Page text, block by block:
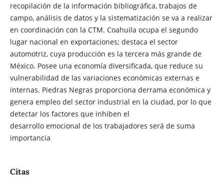
recopilación de la información bibliográfica, trabajos de
campo, análisis de datos y la sistematización se va a realizar
en coordinación con la CTM. Coahuila ocupa el segundo
lugar nacional en exportaciones; destaca el sector
automotriz, cuya producción es la tercera más grande de
México. Posee una economía diversificada, que reduce su
vulnerabilidad de las variaciones económicas externas e
internas. Piedras Negras proporciona derrama económica y
genera empleo del sector industrial en la ciudad, por lo que
detectar los factores que inhiben el
desarrollo emocional de los trabajadores será de suma
importancia
Citas